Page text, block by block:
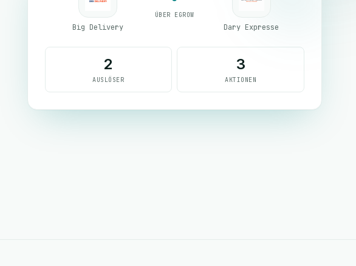
Big Delivery
ÜBER EGROW
Dary Expresse
2
AUSLÖSER
3
AKTIONEN